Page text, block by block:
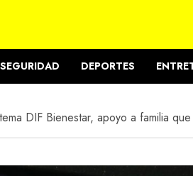
SEGURIDAD DEPORTES
DIF Bienestar, apoyo a familia